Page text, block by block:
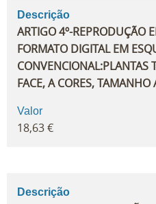
Descrição
ARTIGO 4º-REPRODUÇÃO
FORMATO DIGITAL EM
CONVENCIONAL:PLANTAS
FACE, A CORES, TAMANHO
Valor
18,63 €
Descrição